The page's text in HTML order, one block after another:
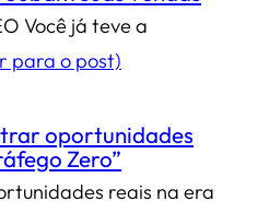
Você já teve a
para o post)
oportunidades
Zero”
reais na era